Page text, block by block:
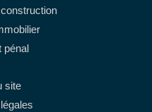
pénal
site